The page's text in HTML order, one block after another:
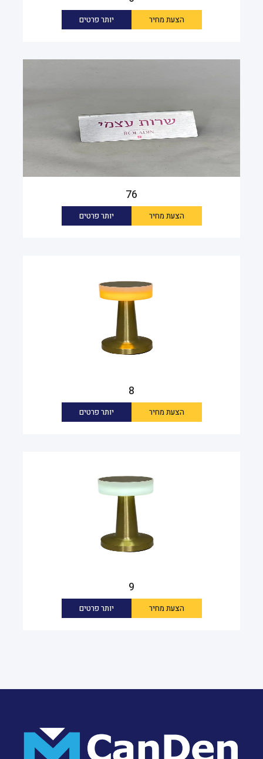
הצעת מחיר יותר פרטים
76
הצעת מחיר יותר פרטים
8
הצעת מחיר יותר פרטים
9
הצעת מחיר יותר פרטים